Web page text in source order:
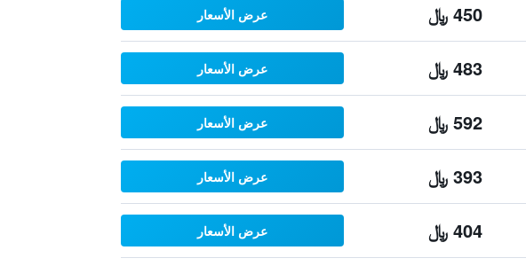
450 ﷼ عرض الأسعار
483 ﷼ عرض الأسعار
592 ﷼ عرض الأسعار
393 ﷼ عرض الأسعار
404 ﷼ عرض الأسعار